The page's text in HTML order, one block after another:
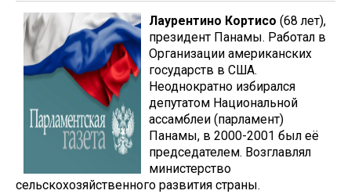
Лаурентино Кортисо (68 лет),
президент Панамы. Работал в
Организации американских
государств в США.
Неоднократно избирался
депутатом Национальной
ассамблеи (парламент)
Панамы, в 2000-2001 был её
председателем. Возглавлял
министерство
сельскохозяйственного развития страны.